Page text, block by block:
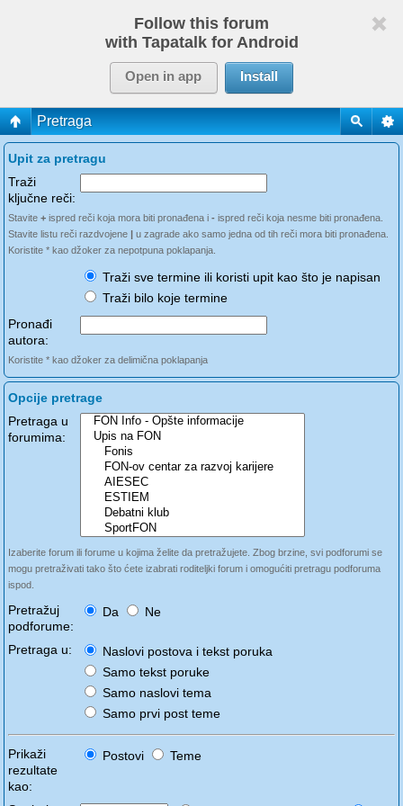
Follow this forum
with Tapatalk for Android
Open in app Install
Pretraga
Upit za pretragu
Traži
ključne reči:
Stavite + ispred reči koja mora biti pronađena i - ispred reči koja nesme biti pronađena.
Stavite listu reči razdvojene | u zagrade ako samo jedna od tih reči mora biti pronađena.
Koristite * kao džoker za nepotpuna poklapanja.
Traži sve termine ili koristi upit kao što je napisan
Traži bilo koje termine
Pronađi
autora:
Koristite * kao džoker za delimična poklapanja
Opcije pretrage
Pretraga u
forumima:
Izaberite forum ili forume u kojima želite da pretražujete. Zbog brzine, svi podforumi se
mogu pretraživati tako što ćete izabrati roditeljki forum i omogućiti pretragu podforuma
ispod.
Pretražuj
podforume:
Da Ne
Pretraga u:
Naslovi postova i tekst poruka
Samo tekst poruke
Samo naslovi tema
Samo prvi post teme
Prikaži
rezultate
kao:
Postovi Teme